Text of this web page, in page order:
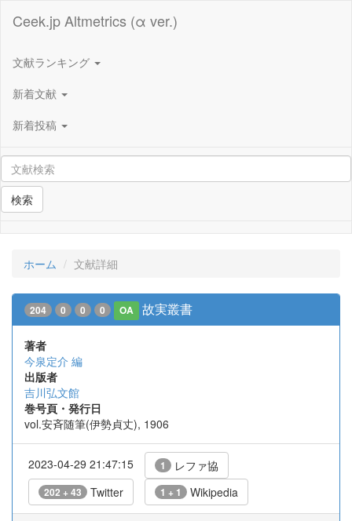
Ceek.jp Altmetrics (α ver.)
文献ランキング
新着文献
新着投稿
検索
ホーム 文献詳細
204 0 0 0 OA 故実叢書
著者
今泉定介 編
出版者
吉川弘文館
巻号頁・発行日
vol.安斉随筆(伊勢貞丈), 1906
2023-04-29 21:47:15 1 レファ協
202 + 43 Twitter 1 + 1 Wikipedia